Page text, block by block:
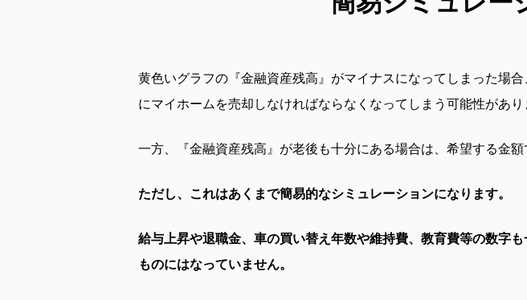
黄色いグラフの『金融資産残高』がマイナスになってしまった場
にマイホームを売却しなければならなくなってしまう可能性があり
一方、『金融資産残高』が老後も十分にある場合は、希望する金
ただし、これはあくまで簡易的なシミュレーションになります。
給与上昇や退職金、車の買い替え年数や維持費、教育費等の数字
ものにはなっていません。